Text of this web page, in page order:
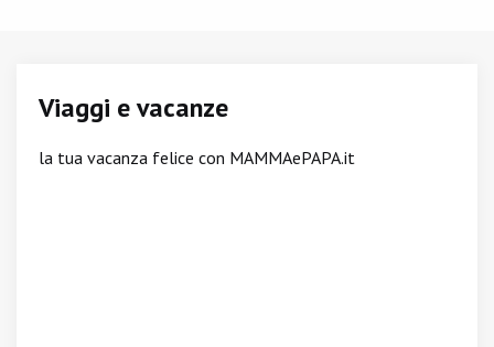
Viaggi e vacanze
la tua vacanza felice con MAMMAePAPA.it